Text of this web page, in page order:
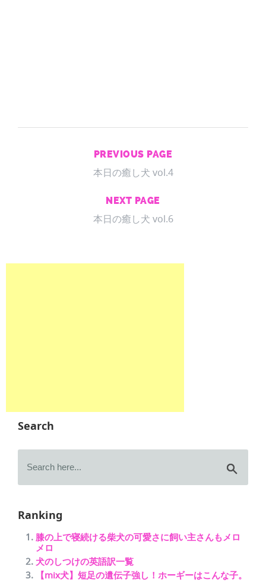
PREVIOUS PAGE
本日の癒し犬 vol.4
NEXT PAGE
本日の癒し犬 vol.6
Search
Ranking
膝の上で寝続ける柴犬の可愛さに飼い主さんもメロ
メロ
犬のしつけの英語訳一覧
【mix犬】短足の遺伝子強し！ホーギーはこんな子。